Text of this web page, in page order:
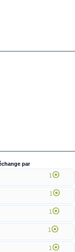
par
1
1
1
1
1